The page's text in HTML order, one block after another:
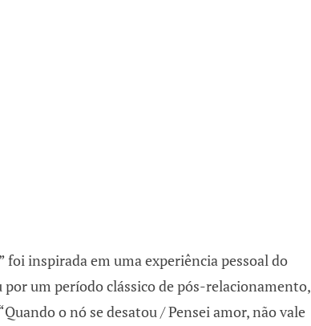
foi inspirada em uma experiência pessoal do
por um período clássico de pós-relacionamento,
o nó se desatou / Pensei amor, não vale